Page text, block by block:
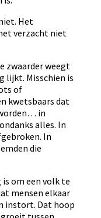
Het
verzacht niet
zwaarder weegt
lijkt. Misschien is
of
kwetsbaars dat
in
alles. In
In
die
om een volk te
mensen elkaar
instort. Dat hoop